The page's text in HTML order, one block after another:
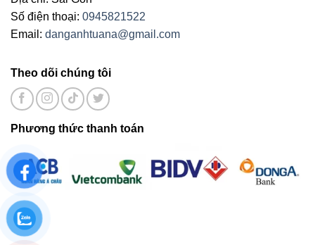
Số điện thoại: 0945821522
Email: danganhtuana@gmail.com
Theo dõi chúng tôi
Phương thức thanh toán